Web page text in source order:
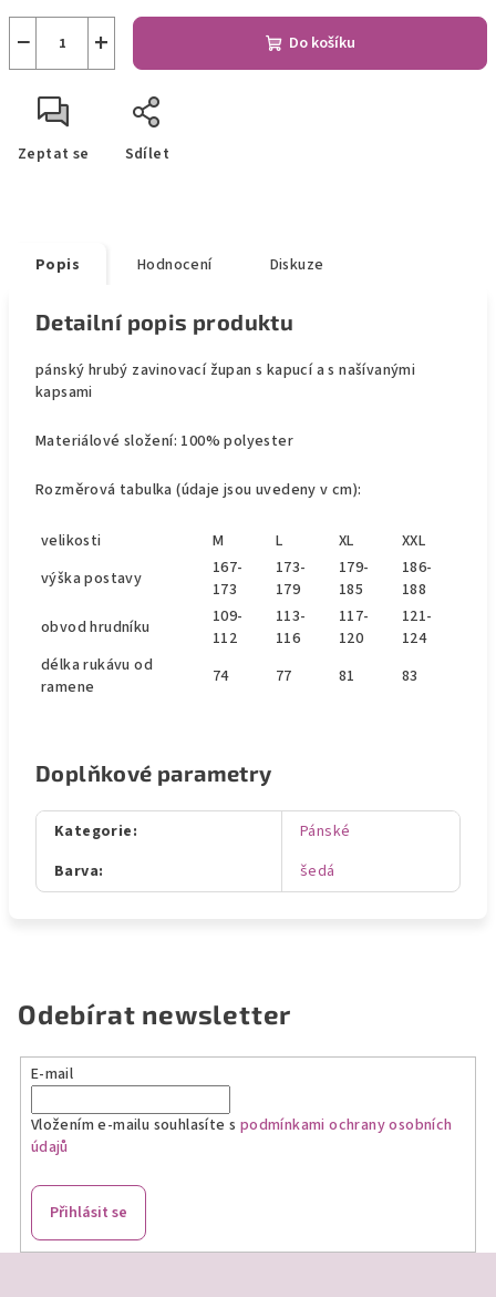
+
− Do košíku
Zeptat se Sdílet
Popis Hodnocení Diskuze
Detailní popis produktu
pánský hrubý zavinovací župan s kapucí a s našívanými
kapsami
Materiálové složení: 100% polyester
Rozměrová tabulka (údaje jsou uvedeny v cm):
velikosti M L XL
XXL
výška postavy
167-
173
173-
179
179-
185
186-
188
obvod hrudníku
109-
112
113-
116
117-
120
121-
124
délka rukávu od
ramene
74 77 81 83
Doplňkové parametry
Kategorie:
Pánské
Barva: šedá
Odebírat newsletter
E-mail
Vložením e-mailu souhlasíte s podmínkami ochrany osobních
údajů
Přihlásit se